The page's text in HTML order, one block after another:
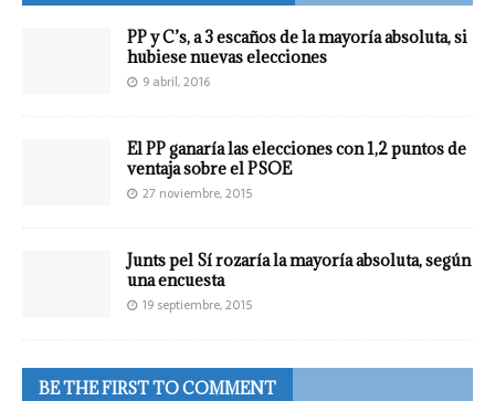
PP y C’s, a 3 escaños de la mayoría absoluta, si
hubiese nuevas elecciones
9 abril, 2016
El PP ganaría las elecciones con 1,2 puntos de
ventaja sobre el PSOE
27 noviembre, 2015
Junts pel Sí rozaría la mayoría absoluta, según
una encuesta
19 septiembre, 2015
BE THE FIRST TO COMMENT